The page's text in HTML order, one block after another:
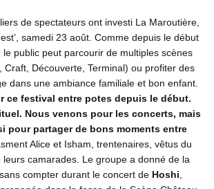
de spectateurs ont investi La Maroutière,
samedi 23 août. Comme depuis le début
le public peut parcourir de multiples scènes
Craft, Découverte, Terminal) ou profiter des
dans une ambiance familiale et bon enfant.
ce festival entre potes depuis le début.
Nous venons pour les concerts, mais
pour partager de bons moments entre
Alice et Isham, trentenaires, vêtus du
camarades. Le groupe a donné de la
compter durant le concert de Hoshi